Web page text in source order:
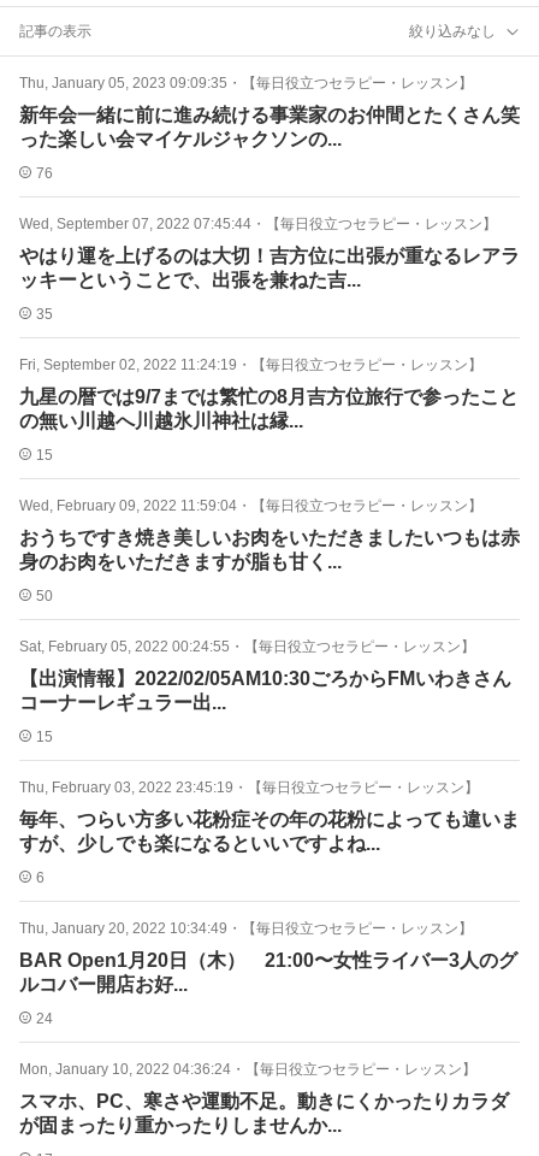
記事の表示 絞り込みなし
Thu, January 05, 2023 09:09:35 ・ 【毎日役立つセラピー・レッスン】
新年会一緒に前に進み続ける事業家のお仲間とたくさん笑
った楽しい会マイケルジャクソンの...
76
Wed, September 07, 2022 07:45:44 ・ 【毎日役立つセラピー・レッスン】
やはり運を上げるのは大切！吉方位に出張が重なるレアラ
ッキーということで、出張を兼ねた吉...
35
Fri, September 02, 2022 11:24:19 ・ 【毎日役立つセラピー・レッスン】
九星の暦では9/7までは繁忙の8月吉方位旅行で参ったこと
の無い川越へ川越氷川神社は縁...
15
Wed, February 09, 2022 11:59:04 ・ 【毎日役立つセラピー・レッスン】
おうちですき焼き美しいお肉をいただきましたいつもは赤
身のお肉をいただきますが脂も甘く...
50
Sat, February 05, 2022 00:24:55 ・ 【毎日役立つセラピー・レッスン】
【出演情報】2022/02/05AM10:30ごろからFMいわきさん
コーナーレギュラー出...
15
Thu, February 03, 2022 23:45:19 ・ 【毎日役立つセラピー・レッスン】
毎年、つらい方多い花粉症その年の花粉によっても違いま
すが、少しでも楽になるといいですよね...
6
Thu, January 20, 2022 10:34:49 ・ 【毎日役立つセラピー・レッスン】
BAR Open1月20日（木） 21:00〜女性ライバー3人のグ
ルコバー開店お好...
24
Mon, January 10, 2022 04:36:24 ・ 【毎日役立つセラピー・レッスン】
スマホ、PC、寒さや運動不足。動きにくかったりカラダ
が固まったり重かったりしませんか...